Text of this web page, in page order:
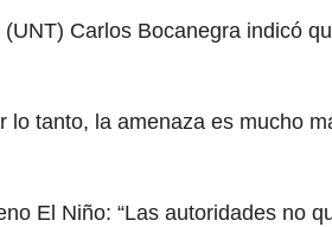
Carlos Bocanegra indicó
tanto, la amenaza es mucho
El Niño: “Las autoridades no